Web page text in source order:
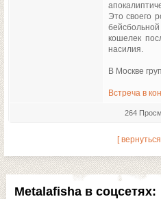
Metalafisha в соцсетях:
Это своего
кошелек
насилия.
В Москве
Встреча в
264
[